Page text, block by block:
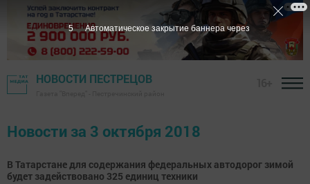
НОВОСТИ ПЕСТРЕЦОВ
Новости за 3 октября 2018
В Татарстане для содержания федеральных автодорог зимой
будет задействовано 325 единиц техники
5 Автоматическое закрытие баннера через